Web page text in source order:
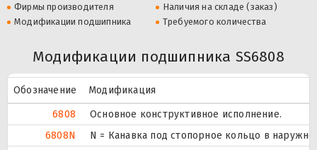
Фирмы производителя
Наличия на складе (заказ)
Модификации подшипника
Требуемого количества
Модификации подшипника SS6808
Обозначение
Модификация
6808
Основное конструктивное исполнение.
6808N
N = Канавка под стопорное кольцо в